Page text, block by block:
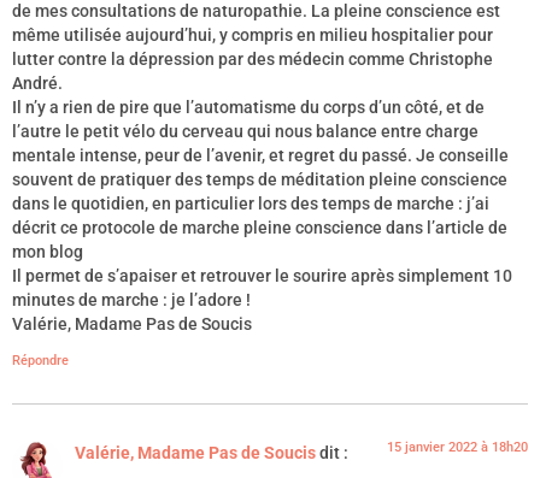
de mes consultations de naturopathie. La pleine conscience est
même utilisée aujourd’hui, y compris en milieu hospitalier pour
lutter contre la dépression par des médecin comme Christophe
André.
Il n’y a rien de pire que l’automatisme du corps d’un côté, et de
l’autre le petit vélo du cerveau qui nous balance entre charge
mentale intense, peur de l’avenir, et regret du passé. Je conseille
souvent de pratiquer des temps de méditation pleine conscience
dans le quotidien, en particulier lors des temps de marche : j’ai
décrit ce protocole de marche pleine conscience dans l’article de
mon blog
Il permet de s’apaiser et retrouver le sourire après simplement 10
minutes de marche : je l’adore !
Valérie, Madame Pas de Soucis
Répondre
Valérie, Madame Pas de Soucisdit : 15 janvier 2022 à 18h20